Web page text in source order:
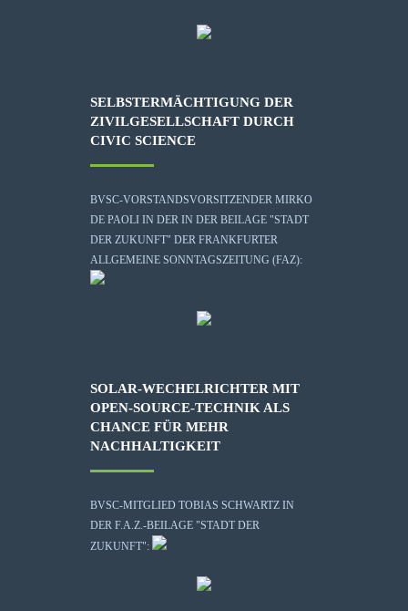
SELBSTERMÄCHTIGUNG DER
ZIVILGESELLSCHAFT DURCH
CIVIC SCIENCE
BVSC-VORSTANDSVORSITZENDER MIRKO
DE PAOLI IN DER IN DER BEILAGE "STADT
DER ZUKUNFT" DER FRANKFURTER
ALLGEMEINE SONNTAGSZEITUNG (FAZ):
SOLAR-WECHELRICHTER MIT
OPEN-SOURCE-TECHNIK ALS
CHANCE FÜR MEHR
NACHHALTIGKEIT
BVSC-MITGLIED TOBIAS SCHWARTZ IN
DER F.A.Z.-BEILAGE "STADT DER
ZUKUNFT":